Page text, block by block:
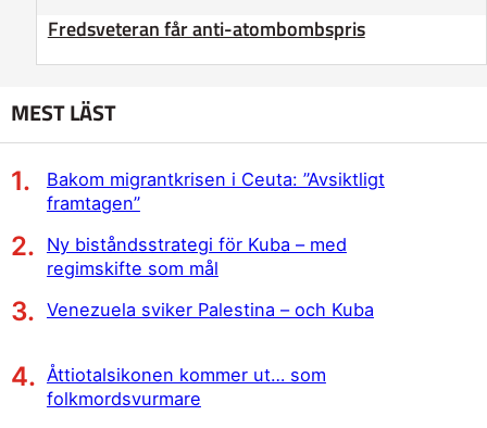
Fredsveteran får anti-atombombspris
MEST LÄST
Bakom migrantkrisen i Ceuta: ”Avsiktligt
framtagen”
Ny biståndsstrategi för Kuba – med
regimskifte som mål
Venezuela sviker Palestina – och Kuba
Åttiotalsikonen kommer ut… som
folkmordsvurmare